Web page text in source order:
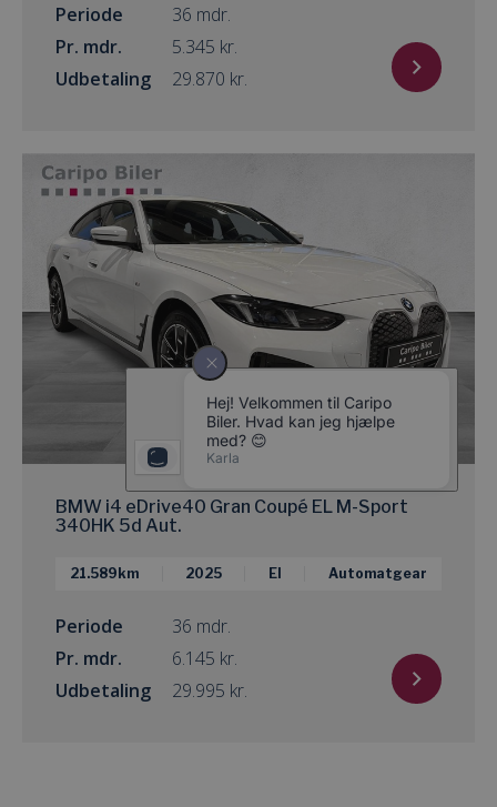
Periode
36 mdr.
Pr. mdr.
kr.
Udbetaling
kr.
BMW i4 eDrive40 Gran Coupé EL M-Sport
340HK 5d Aut.
21.589km 2025 El Automatgear
Periode
36 mdr.
Pr. mdr.
kr.
Udbetaling
kr.